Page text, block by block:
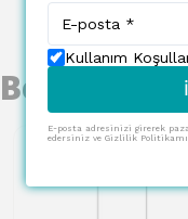
Benzer
Kullanım
E-posta adresinizi girerek
edersiniz ve Gizlilik